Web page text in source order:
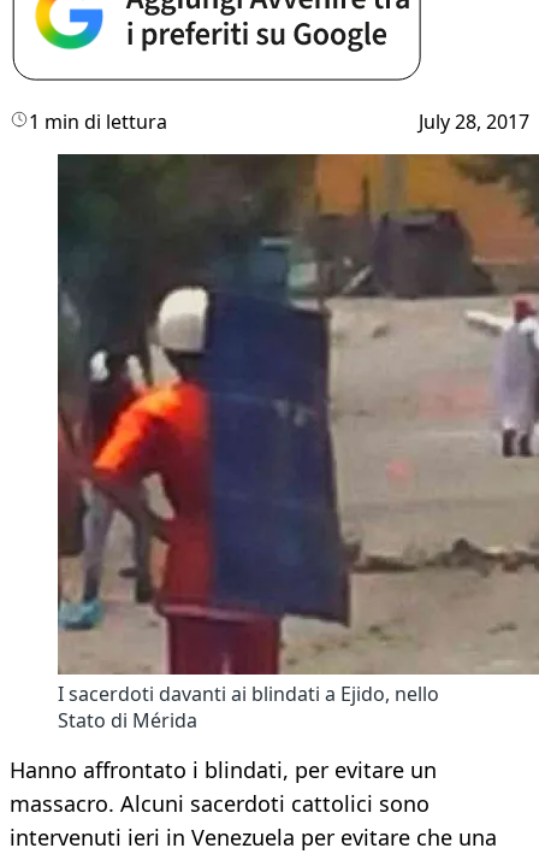
1 min di lettura July 28, 2017
I sacerdoti davanti ai blindati a Ejido, nello
Stato di Mérida
Hanno affrontato i blindati, per evitare un
massacro. Alcuni sacerdoti cattolici sono
intervenuti ieri in Venezuela per evitare che una